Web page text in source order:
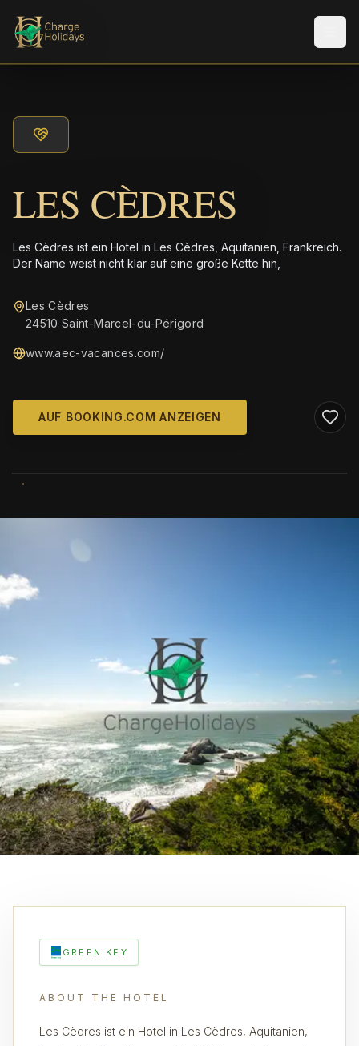
LES CÈDRES
Les Cèdres ist ein Hotel in Les Cèdres, Aquitanien, Frankreich.
Der Name weist nicht klar auf eine große Kette hin,
Les Cèdres
24510 Saint-Marcel-du-Périgord
www.aec-vacances.com/
AUF BOOKING.COM ANZEIGEN
GREEN KEY
ABOUT THE HOTEL
Les Cèdres ist ein Hotel in Les Cèdres, Aquitanien,